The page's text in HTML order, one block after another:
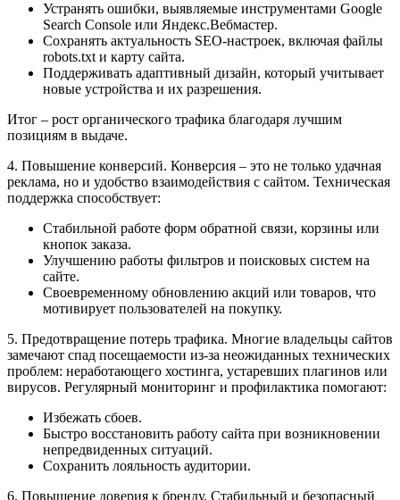
Устранять ошибки, выявляемые инструментами Google
Search Console или Яндекс.Вебмастер.
Сохранять актуальность SEO-настроек, включая файлы
robots.txt и карту сайта.
Поддерживать адаптивный дизайн, который учитывает
новые устройства и их разрешения.
Итог – рост органического трафика благодаря лучшим
позициям в выдаче.
4. Повышение конверсий. Конверсия – это не только удачная
реклама, но и удобство взаимодействия с сайтом. Техническая
поддержка способствует:
Стабильной работе форм обратной связи, корзины или
кнопок заказа.
Улучшению работы фильтров и поисковых систем на
сайте.
Своевременному обновлению акций или товаров, что
мотивирует пользователей на покупку.
5. Предотвращение потерь трафика. Многие владельцы сайтов
замечают спад посещаемости из-за неожиданных технических
проблем: неработающего хостинга, устаревших плагинов или
вирусов. Регулярный мониторинг и профилактика помогают:
Избежать сбоев.
Быстро восстановить работу сайта при возникновении
непредвиденных ситуаций.
Сохранить лояльность аудитории.
6. Повышение доверия к бренду. Стабильный и безопасный